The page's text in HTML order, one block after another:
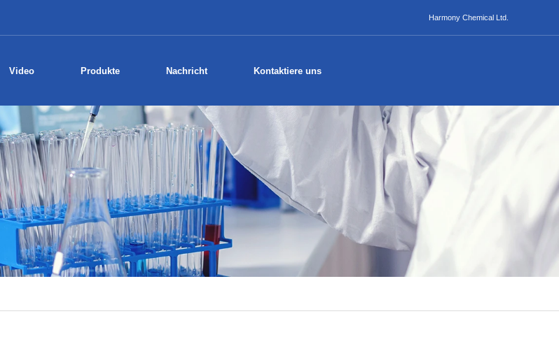
Harmony Chemical Ltd.
Video Produkte Nachricht Kontaktiere uns